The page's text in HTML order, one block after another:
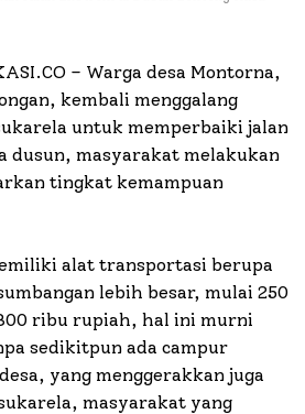
– Warga desa Montorna,
kembali menggalang
untuk memperbaiki jalan
dusun, masyarakat melakukan
tingkat kemampuan
alat transportasi berupa
lebih besar, mulai 250
ribu rupiah, hal ini murni
sedikitpun ada campur
yang menggerakkan juga
masyarakat yang